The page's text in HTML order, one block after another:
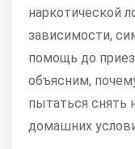
наркотической
зависимости,
помощь до
объясним,
пытаться снять
домашних